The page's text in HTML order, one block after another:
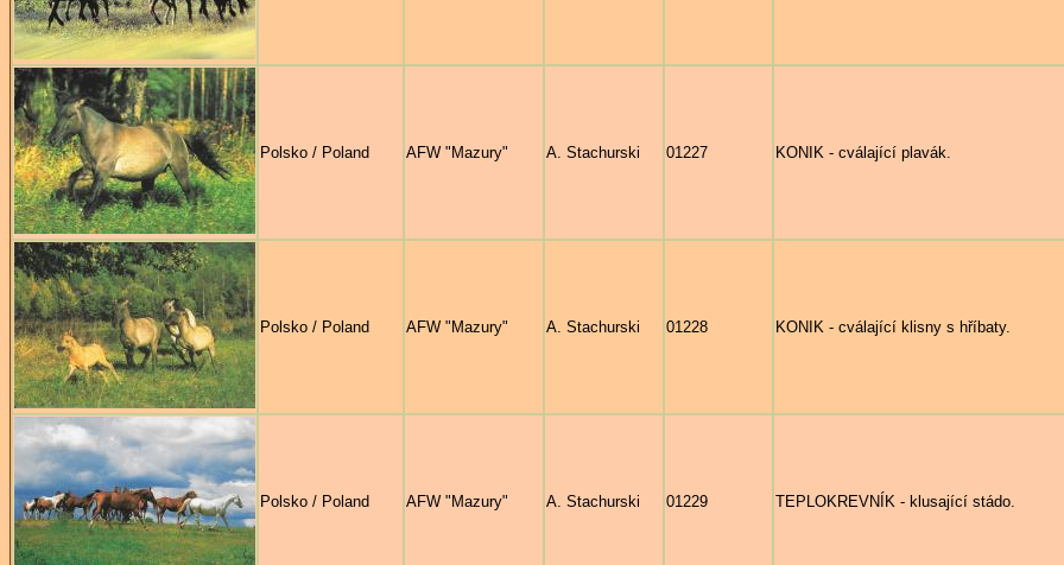
Polsko / Poland AFW "Mazury" A. Stachurski 01227 KONIK - cválající plavák.
Polsko / Poland AFW "Mazury" A. Stachurski 01228 KONIK - cválající klisny s hříbaty.
Polsko / Poland AFW "Mazury" A. Stachurski 01229 TEPLOKREVNÍK - klusající stádo.